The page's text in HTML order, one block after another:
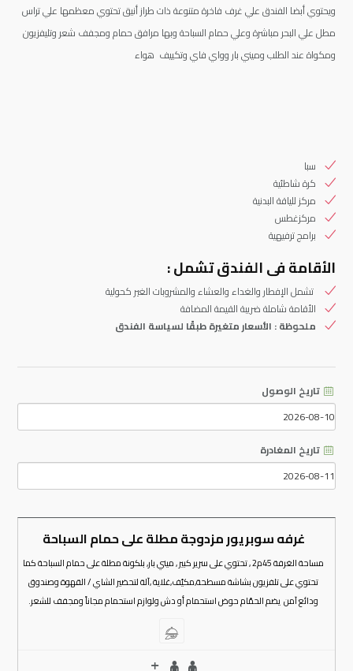
ويحتوي أبضا الفندق علي غرف فاخرة متنوعة ذات طراز أنيق تحتوي معظمها علي تراس
مطل علي البحر مباشرة وعلي حمام السباحة وبها مرافق حمام ومجفف شعر وتليفزيون
ومكواة عند الطلب وميني بار وواي فاي وتكييف هواء
سبا
كرة شاطئية
مركز للياقة البدنية
مركزغطس
برامج ترفيهية
الأقامة فى الفندق تشمل :
تشمل الإفطار والغداء والعشاء والمشروبات الغير كحولية
الأقامة شاملة ضريبة القيمة المضافة
ملحوظة : الأسعار متغيرة طبقًا لسياسة الفندق
تاريخ الوصول
تاريخ المغادرة
غرفه سوبريور مزدوجة مطلة على حمام السباحة
مساحة الغرفة 45م2 , تحتوي على سرير كبير , ميني بار, بلكونة مطلة على حمام السباحة كما
تحتوي على تلفزيون بشاشة مسطحة,مكيّف,غلاية ,آلة لتحضير الشاي / القهوة وصندوق
ودائع آمن يضم الحمّام حوض استحمام أو دش ولوازم استحمام مجاناً ومجفف للشعر.